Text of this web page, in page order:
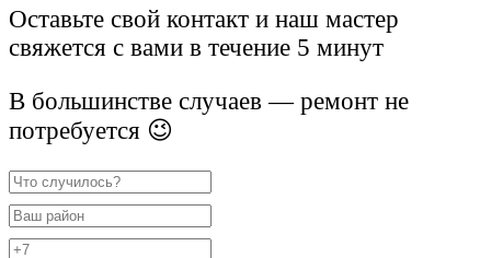
Оставьте свой контакт и наш мастер
свяжется с вами в течение 5 минут
В большинстве случаев — ремонт не
потребуется 😉